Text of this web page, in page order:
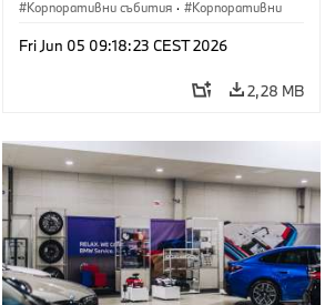
Корпоративни събития · Корпоративни
Fri Jun 05 09:18:23 CEST 2026
2,28 MB